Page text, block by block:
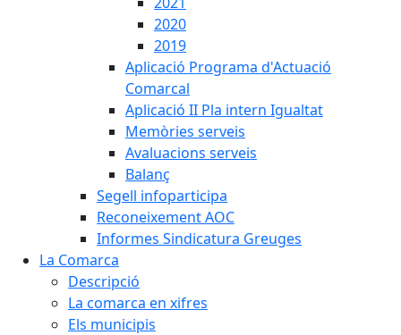
2020
2019
Aplicació Programa d'Actuació
Comarcal
Aplicació II Pla intern Igualtat
Memòries serveis
Avaluacions serveis
Balanç
Segell infoparticipa
Reconeixement AOC
Informes Sindicatura Greuges
La Comarca
Descripció
La comarca en xifres
Els municipis